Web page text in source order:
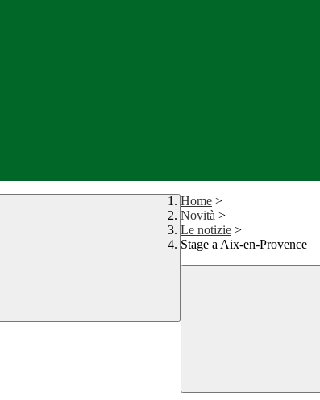
Home >
Novità >
Le notizie >
Stage a Aix-en-Provence